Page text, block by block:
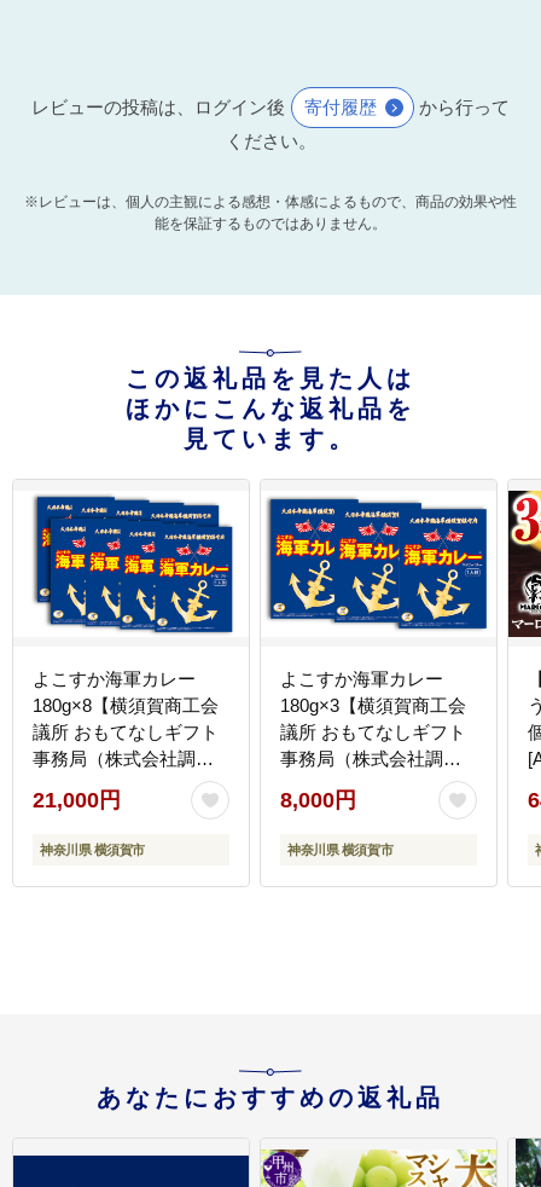
レビューの投稿は、ログイン後 寄付履歴
から行って
ください。
※レビューは、個人の主観による感想・体感によるもので、商品の効果や性
能を保証するものではありません。
この返礼品を見た人は
ほかにこんな返礼品を
見ています。
よこすか海軍カレー
180g×8【横須賀商工会
議所 おもてなしギフト
事務局（株式会社調味
商事）】 [AKAQ003]
21,000円
神奈川県 横須賀市
よこすか海軍カレー
180g×3【横須賀商工会
議所 おもてなしギフト
事務局（株式会社調味
商事）】 [AKAQ001]
8,000円
神奈川県 横須賀市
あなたにおすすめの返礼品